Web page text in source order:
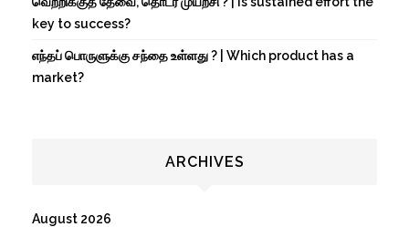
key to success?
எந்தப் பொருளுக்கு சந்தை உள்ளது ? | Which product has a
market?
ARCHIVES
August 2026